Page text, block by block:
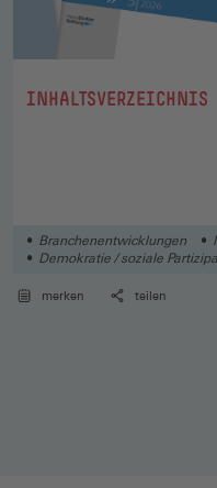
:INHALTSVERZEICHNIS
Branchenentwicklungen
Demokratie / soziale
merken teilen